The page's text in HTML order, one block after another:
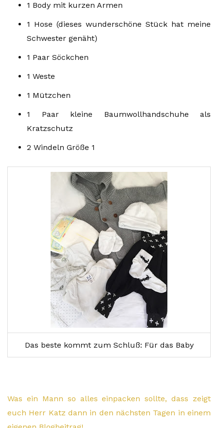
1 Body mit kurzen Armen
1 Hose (dieses wunderschöne Stück hat meine
Schwester genäht)
1 Paar Söckchen
1 Weste
1 Mützchen
1 Paar kleine Baumwollhandschuhe als
Kratzschutz
2 Windeln Größe 1
Das beste kommt zum Schluß: Für das Baby
Was ein Mann so alles einpacken sollte, dass zeigt
euch Herr Katz dann in den nächsten Tagen in einem